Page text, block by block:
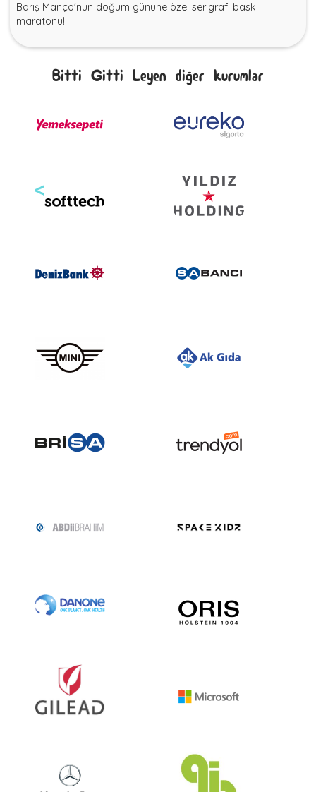
Barış Manço'nun doğum gününe özel serigrafi baskı
maratonu!
Bitti Gitti Leyen diğer kurumlar